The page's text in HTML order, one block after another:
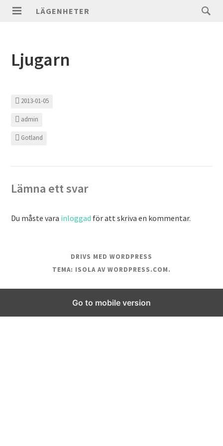
LÄGENHETER
Ljugarn
2013-01-05
admin
Gotland
Lämna ett svar
Du måste vara inloggad för att skriva en kommentar.
DRIVS MED WORDPRESS
TEMA: ISOLA AV WORDPRESS.COM.
Go to mobile version